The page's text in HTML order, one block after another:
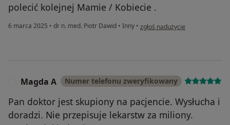
polecić kolejnej Mamie / Kobiecie .
6 marca 2025 • dr n. med. Piotr Dawid • Inny • w opinii użytkownika
zgłoś nadużycie
Magda A Numer telefonu zweryfikowany
Pan doktor jest skupiony na pacjencie. Wysłucha i
doradzi. Nie przepisuje lekarstw za miliony.